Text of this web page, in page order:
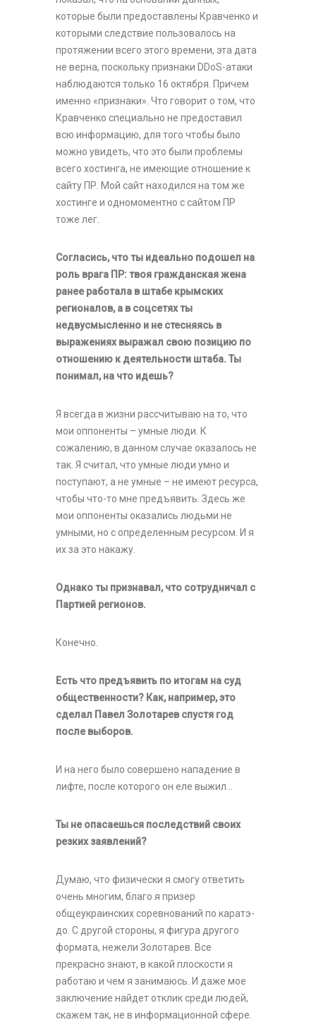
которые были предоставлены Кравченко и
которыми следствие пользовалось на
протяжении всего этого времени, эта дата
не верна, поскольку признаки DDoS-атаки
наблюдаются только 16 октября. Причем
именно «признаки». Что говорит о том, что
Кравченко специально не предоставил
всю информацию, для того чтобы было
можно увидеть, что это были проблемы
всего хостинга, не имеющие отношение к
сайту ПР. Мой сайт находился на том же
хостинге и одномоментно с сайтом ПР
тоже лег.
Согласись, что ты идеально подошел на
роль врага ПР: твоя гражданская жена
ранее работала в штабе крымских
регионалов, а в соцсетях ты
недвусмысленно и не стесняясь в
выражениях выражал свою позицию по
отношению к деятельности штаба. Ты
понимал, на что идешь?
Я всегда в жизни рассчитываю на то, что
мои оппоненты – умные люди. К
сожалению, в данном случае оказалось не
так. Я считал, что умные люди умно и
поступают, а не умные – не имеют ресурса,
чтобы что-то мне предъявить. Здесь же
мои оппоненты оказались людьми не
умными, но с определенным ресурсом. И я
их за это накажу.
Однако ты признавал, что сотрудничал с
Партией регионов.
Конечно.
Есть что предъявить по итогам на суд
общественности? Как, например, это
сделал Павел Золотарев спустя год
после выборов.
И на него было совершено нападение в
лифте, после которого он еле выжил…
Ты не опасаешься последствий своих
резких заявлений?
Думаю, что физически я смогу ответить
очень многим, благо я призер
общеукраинских соревнований по каратэ-
до. С другой стороны, я фигура другого
формата, нежели Золотарев. Все
прекрасно знают, в какой плоскости я
работаю и чем я занимаюсь. И даже мое
заключение найдет отклик среди людей,
скажем так, не в информационной сфере.